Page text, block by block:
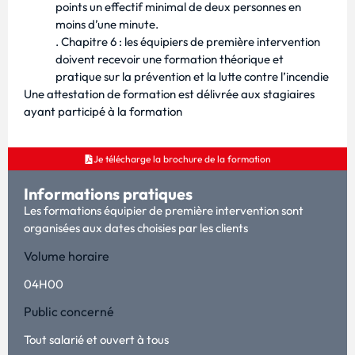
points un effectif minimal de deux personnes en
moins d’une minute.
. Chapitre 6 : les équipiers de première intervention
doivent recevoir une formation théorique et
pratique sur la prévention et la lutte contre l’incendie
Une attestation de formation est délivrée aux stagiaires
ayant participé à la formation
Je télécharge la brochure de la formation
Informations pratiques
Les formations équipier de première intervention sont
organisées aux dates choisies par les clients
Volume horaire
04H00
Public concerné
Tout salarié et ouvert à tous